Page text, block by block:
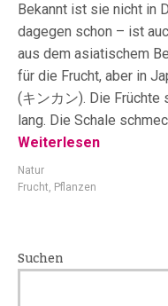
Bekannt ist sie nicht in
dagegen schon – ist
aus dem asiatischem
für die Frucht, aber in
(キンカン). Die Früchte
lang. Die Schale
Weiterlesen
Natur
Frucht, Pflanzen
Suchen